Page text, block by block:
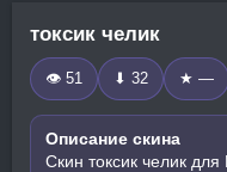
токсик челик
👁 51 ⬇ 32 ★ —
Описание скина
Скин токсик челик